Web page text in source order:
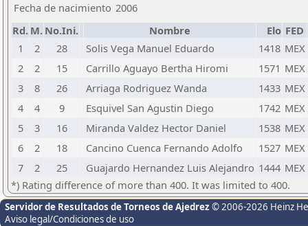
Fecha de nacimiento 2006
Rd. M. No.Ini. Nombre Elo FED
1
2 28 Solis Vega Manuel Eduardo 1418 MEX
2
2 15 Carrillo Aguayo Bertha Hiromi 1571 MEX
3
8 26 Arriaga Rodriguez Wanda 1433 MEX
4
4 9 Esquivel San Agustin Diego 1742 MEX
5
3 16 Miranda Valdez Hector Daniel 1538 MEX
6
2 18 Cancino Cuenca Fernando Adolfo 1527 MEX
7
2 25 Guajardo Hernandez Luis Alejandro 1444 MEX
*) Rating difference of more than 400. It was limited to 400.
Servidor de Resultados de Torneos de Ajedrez © 2006-2026 Heinz
Aviso legal/Condiciones de uso